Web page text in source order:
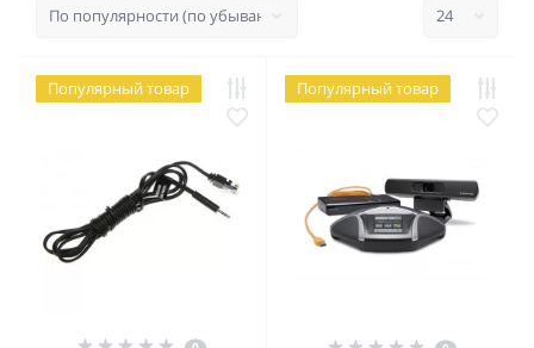
Популярный товар Популярный товар